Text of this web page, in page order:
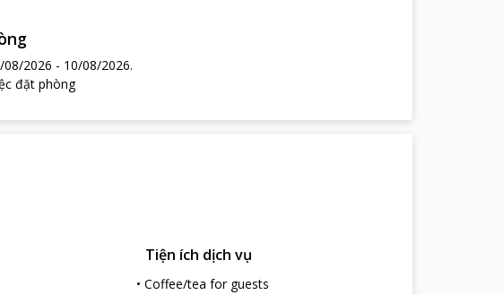
08/2026 - 10/08/2026.
đặt phòng
Tiện ích dịch vụ
• Coffee/tea for guests